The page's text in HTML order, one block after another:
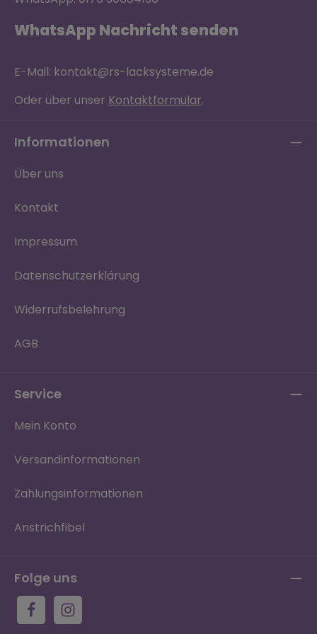
WhatsApp Nachricht senden
E-Mail: kontakt@rs-lacksysteme.de
Oder über unser Kontaktformular.
Informationen
Über uns
Kontakt
Impressum
Datenschutzerklärung
Widerrufsbelehrung
AGB
Service
Mein Konto
Versandinformationen
Zahlungsinformationen
Anstrichfibel
Folge uns